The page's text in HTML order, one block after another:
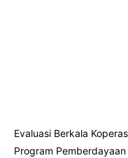
Evaluasi Berkala
Program Pemberdayaan